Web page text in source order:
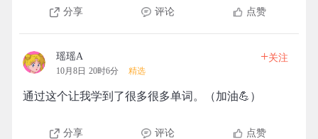
分享 评论 点赞
瑶瑶A
10月8日 20时6分 精选
+关注
通过这个让我学到了很多很多单词。（加油💪）
分享 评论 点赞